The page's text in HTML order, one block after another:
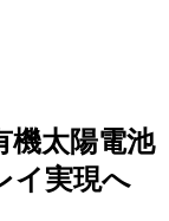
機太陽電池
イ実現へ